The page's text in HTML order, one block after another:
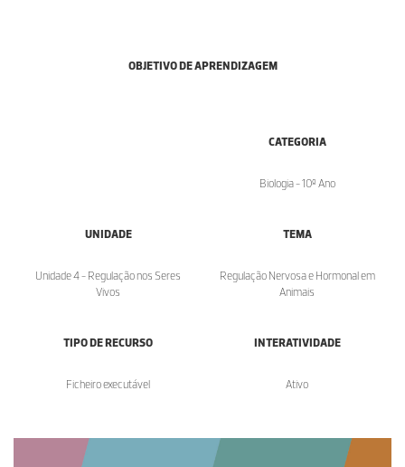
OBJETIVO DE APRENDIZAGEM
CATEGORIA
Biologia - 10º Ano
UNIDADE
Unidade 4 - Regulação nos Seres
Vivos
TEMA
Regulação Nervosa e Hormonal em
Animais
TIPO DE RECURSO
Ficheiro executável
INTERATIVIDADE
Ativo